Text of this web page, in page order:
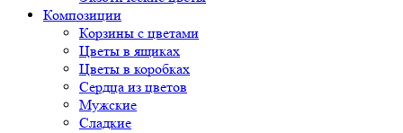
Композиции
Корзины с цветами
Цветы в ящиках
Цветы в коробках
Сердца из цветов
Мужские
Сладкие